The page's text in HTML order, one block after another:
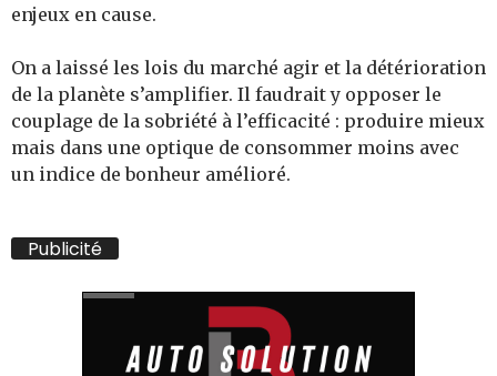
enjeux en cause.
On a laissé les lois du marché agir et la détérioration
de la planète s’amplifier. Il faudrait y opposer le
couplage de la sobriété à l’efficacité : produire mieux
mais dans une optique de consommer moins avec
un indice de bonheur amélioré.
Publicité